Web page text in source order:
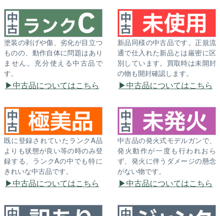
塗装の剥げや傷、劣化が目立つ
ものの、動作自体に問題はあり
ません。充分使える中古品で
す。
中古品についてはこちら
新品同様の中古品です。正規流
通で仕入れた新品とは厳密に区
別しています。買取時は未開封
の物も開封確認します。
中古品についてはこちら
既に登録されていたランクA品
よりも状態が良い等の時のみ登
録する、ランクAの中でも特に
きれいな中古品です。
中古品についてはこちら
中古品の発火式モデルガンで、
発火動作が一度も行われおら
ず、発火に伴うダメージの懸念
がない物です。
中古品についてはこちら